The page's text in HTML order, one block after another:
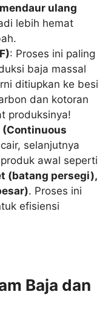
mendaur ulang
lebih hemat
: Proses ini paling
baja massal
ditiupkan ke besi
dan kotoran
produksinya!
(Continuous
selanjutnya
awal seperti
(batang persegi),
. Proses ini
efisiensi
Baja dan